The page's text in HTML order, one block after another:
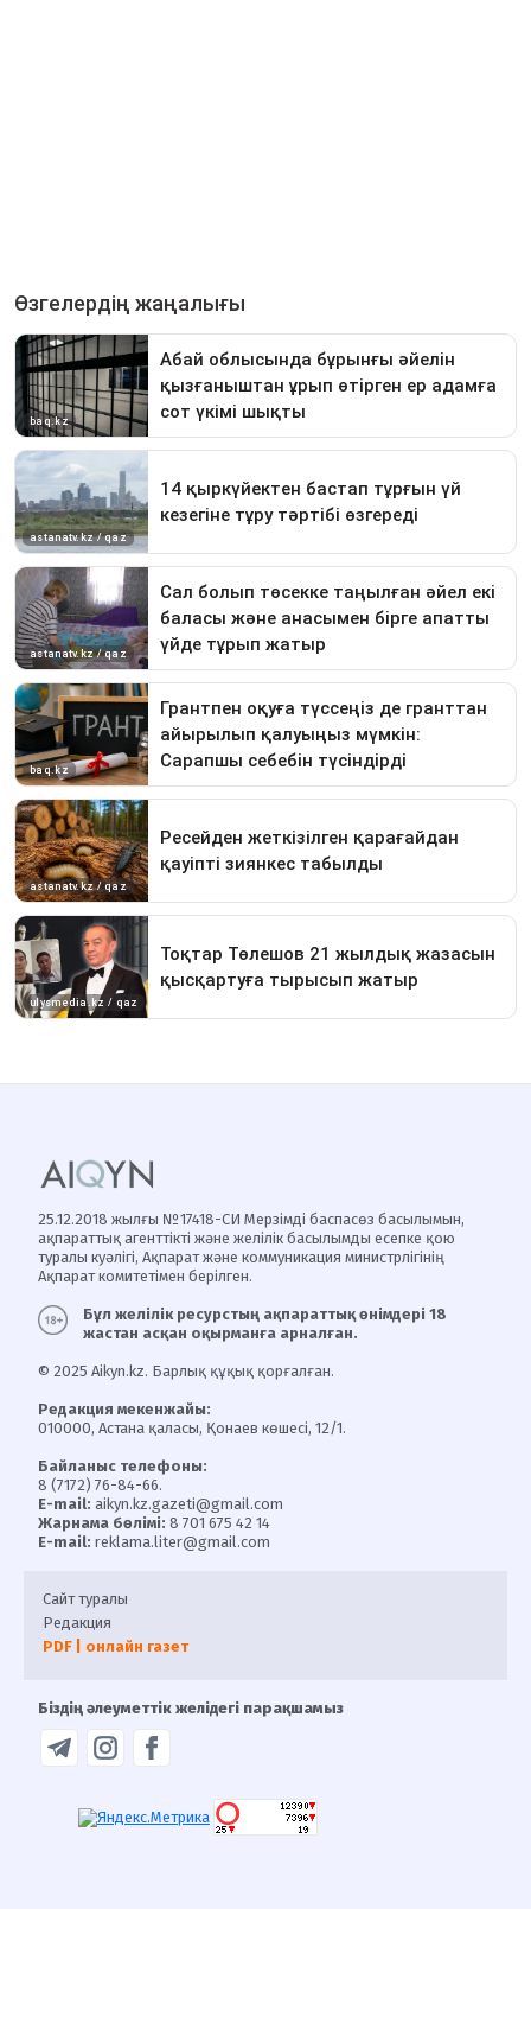
25.12.2018 жылғы №17418-СИ Мерзімді баспасөз басылымын,
ақпараттық агенттікті және желілік басылымды есепке қою
туралы куәлігі, Ақпарат және коммуникация министрлігінің
Ақпарат комитетімен берілген.
Бұл желілік ресурстың ақпараттық өнімдері 18
жастан асқан оқырманға арналған.
© 2025 Aikyn.kz. Барлық құқық қорғалған.
Редакция мекенжайы:
010000, Астана қаласы, Қонаев көшесі, 12/1.
Байланыс телефоны:
8 (7172) 76-84-66.
E-mail: aikyn.kz.gazeti@gmail.com
Жарнама бөлімі: 8 701 675 42 14
E-mail: reklama.liter@gmail.com
Сайт туралы
Редакция
PDF | онлайн газет
Біздің әлеуметтік желідегі парақшамыз